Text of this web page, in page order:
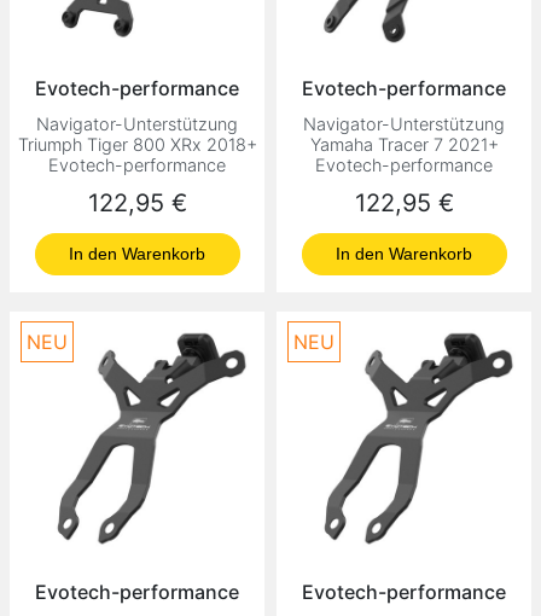
Evotech-performance
Navigator-Unterstützung
Triumph Tiger 800 XRx 2018+
Evotech-performance
Preis
122,95 €
In den Warenkorb
Evotech-performance
Navigator-Unterstützung
Yamaha Tracer 7 2021+
Evotech-performance
Preis
122,95 €
In den Warenkorb
Evotech-performance
NEU
Evotech-performance
NEU